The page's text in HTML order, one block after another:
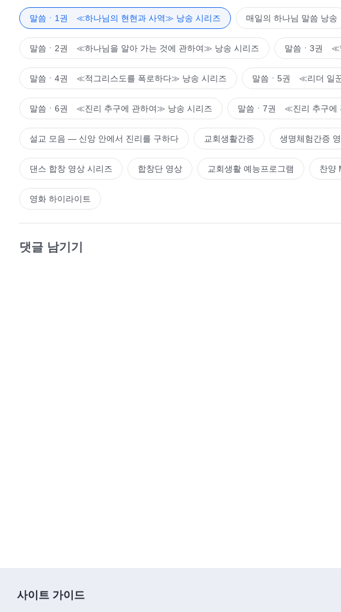
말씀ㆍ1권 ≪하나님의 현현과 사역≫ 낭송 시리즈 매일의 하나님 말씀 낭송
말씀ㆍ2권 ≪하나님을 알아 가는 것에 관하여≫ 낭송 시리즈 말씀ㆍ3권 ≪
말씀ㆍ4권 ≪적그리스도를 폭로하다≫ 낭송 시리즈 말씀ㆍ5권 ≪리더 일
말씀ㆍ6권 ≪진리 추구에 관하여≫ 낭송 시리즈 말씀ㆍ7권 ≪진리 추구에
설교 모음 ― 신앙 안에서 진리를 구하다 교회생활간증 생명체험간증
댄스 합창 영상 시리즈 합창단 영상 교회생활 예능프로그램 찬양
영화 하이라이트
댓글 남기기
사이트 가이드